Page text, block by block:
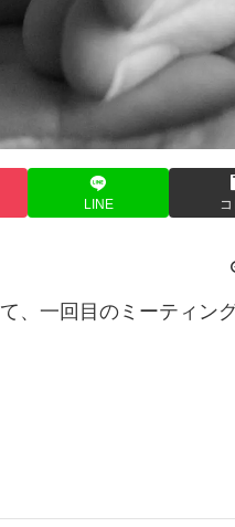
LINE
、一回目のミーティン